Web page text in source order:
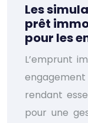
Les
prêt
pour les
L’emprunt
rendant
pour une